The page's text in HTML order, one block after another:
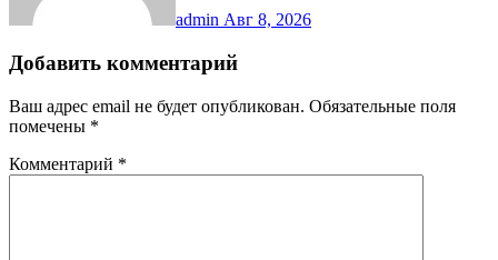
admin Авг 8, 2026
Добавить комментарий
Ваш адрес email не будет опубликован. Обязательные поля
помечены *
Комментарий *